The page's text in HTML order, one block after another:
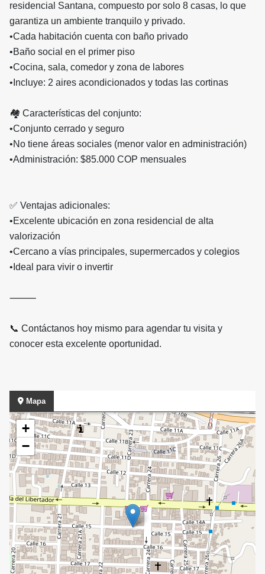
residencial Santana, compuesto por solo 8 casas, lo que
garantiza un ambiente tranquilo y privado.
•Cada habitación cuenta con baño privado
•Baño social en el primer piso
•Cocina, sala, comedor y zona de labores
• Incluye: 2 aires acondicionados y todas las cortinas
🏘️ Características del conjunto:
•Conjunto cerrado y seguro
•No tiene áreas sociales (menor valor en administración)
•Administración: $85.000 COP mensuales
✅ Ventajas adicionales:
•Excelente ubicación en zona residencial de alta
valorización
•Cercano a vías principales, supermercados y colegios
• Ideal para vivir o invertir
⸻
📞 Contáctanos hoy mismo para agendar tu visita y
conocer esta excelente oportunidad.
Mapa
+
−